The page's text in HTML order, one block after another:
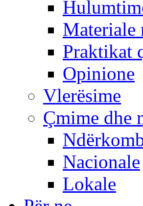
Materiale
Praktikat
Opinione
Vlerësime
Çmime dhe
Nacionale
Lokale